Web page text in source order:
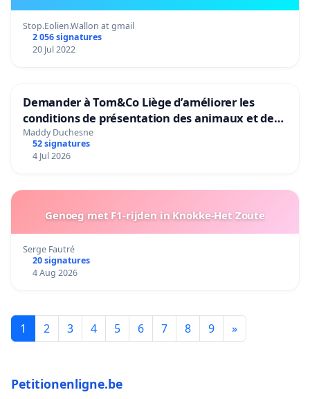
Stop.Eolien.Wallon at gmail
2 056 signatures
20 Jul 2022
Demander à Tom&Co Liège d’améliorer les
conditions de présentation des animaux et de
mettre fin à la vente d’animaux en magasin
Maddy Duchesne
52 signatures
4 Jul 2026
Genoeg met F1-rijden in Knokke-Het Zoute
Serge Fautré
20 signatures
4 Aug 2026
1 2 3 4 5 6 7 8 9 »
Petitionenligne.be